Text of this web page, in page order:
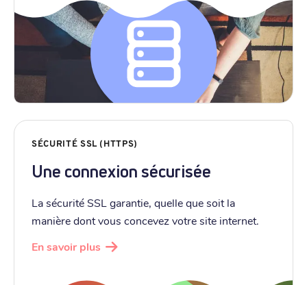
SÉCURITÉ SSL (HTTPS)
Une connexion sécurisée
La sécurité SSL garantie, quelle que soit la
manière dont vous concevez votre site internet.
En savoir plus